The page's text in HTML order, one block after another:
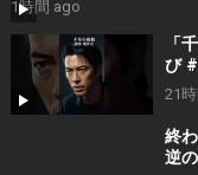
1時間 ago
「
び
21
終
逆